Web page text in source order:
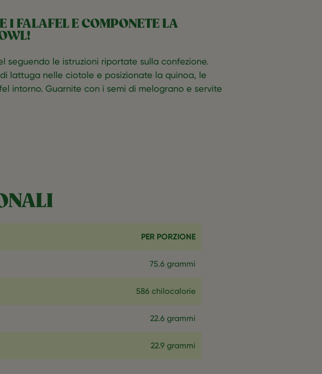
I FALAFEL E COMPONETE LA
seguendo le istruzioni riportate sulla confezione.
lattuga nelle ciotole e posizionate la quinoa, le
intorno. Guarnite con i semi di melograno e servite
PER PORZIONE
75.6 grammi
586 chilocalorie
22.6 grammi
22.9 grammi